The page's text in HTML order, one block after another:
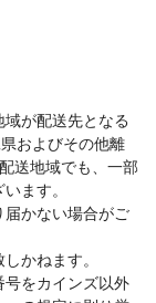
が配送先となる
およびその他離
送地域でも、一部
ます。
届かない場合がご
かねます。
号をカインズ以外